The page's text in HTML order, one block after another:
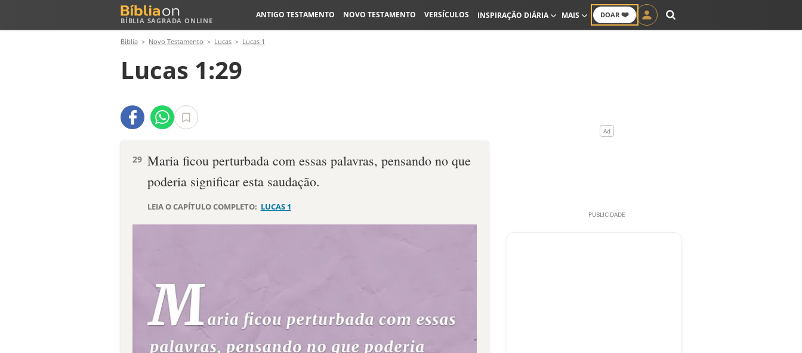
BÍBLIA SAGRADA ONLINE
DOAR ❤️
ANTIGO TESTAMENTO NOVO TESTAMENTO VERSÍCULOS INSPIRAÇÃO DIÁRIA MAIS
Bíblia Novo Testamento Lucas Lucas 1
Lucas 1:29
29 Maria ficou perturbada com essas palavras, pensando no que
poderia significar esta saudação.
LEIA O CAPÍTULO COMPLETO: LUCAS 1